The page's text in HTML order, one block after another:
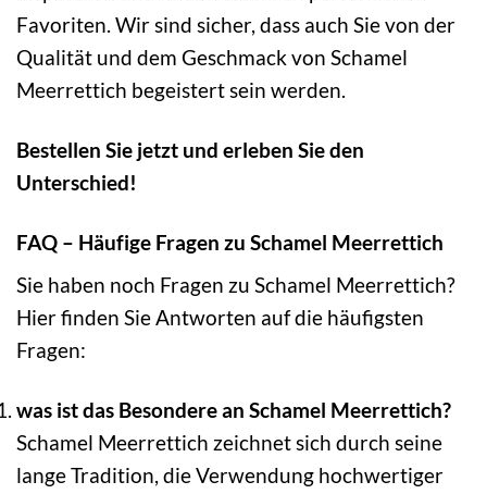
Favoriten. Wir sind sicher, dass auch Sie von der
Qualität und dem Geschmack von Schamel
Meerrettich begeistert sein werden.
Bestellen Sie jetzt und erleben Sie den
Unterschied!
FAQ – Häufige Fragen zu Schamel Meerrettich
Sie haben noch Fragen zu Schamel Meerrettich?
Hier finden Sie Antworten auf die häufigsten
Fragen:
was ist das Besondere an Schamel Meerrettich?
Schamel Meerrettich zeichnet sich durch seine
lange Tradition, die Verwendung hochwertiger